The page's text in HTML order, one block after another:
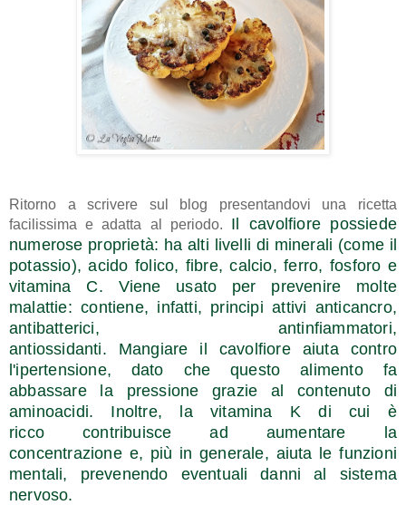
Ritorno a scrivere sul blog presentandovi una ricetta
facilissima e adatta al periodo. Il cavolfiore possiede
numerose proprietà: ha alti livelli di minerali (come il
potassio), acido folico, fibre, calcio, ferro, fosforo e
vitamina C. Viene usato per prevenire molte
malattie: contiene, infatti, principi attivi anticancro,
antibatterici, antinfiammatori,
antiossidanti. Mangiare il cavolfiore
aiuta contro
l'ipertensione, dato che questo alimento fa
abbassare la pressione grazie al contenuto di
aminoacidi. Inoltre,
la vitamina K
di cui è
ricco
contribuisce ad aumentare la
concentrazione e, più in generale, aiuta le funzioni
mentali, prevenendo eventuali danni al sistema
nervoso.